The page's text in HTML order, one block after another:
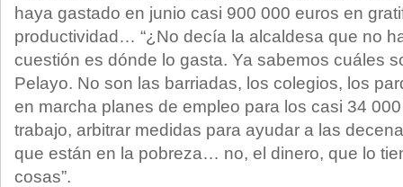
haya gastado en junio casi 900 000 euros en
productividad… “¿No decía la alcaldesa que no
cuestión es dónde lo gasta. Ya sabemos cuáles
Pelayo. No son las barriadas, los colegios, los
en marcha planes de empleo para los casi 34
trabajo, arbitrar medidas para ayudar a las
que están en la pobreza… no, el dinero, que lo
cosas”.